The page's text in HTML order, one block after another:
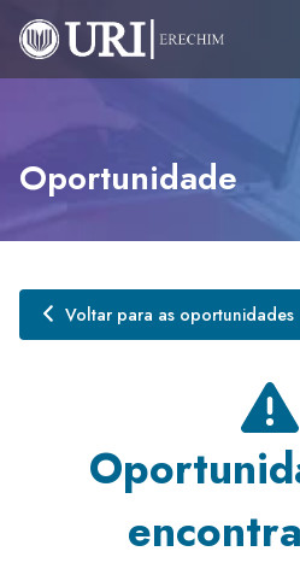
Oportunidade
Voltar para as oportunidades